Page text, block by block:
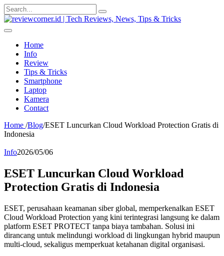
Search
for:
Home
Info
Review
Tips & Tricks
Smartphone
Laptop
Kamera
Contact
Home /Blog/ESET Luncurkan Cloud Workload Protection Gratis di
Indonesia
Info2026/05/06
ESET Luncurkan Cloud Workload
Protection Gratis di Indonesia
ESET, perusahaan keamanan siber global, memperkenalkan ESET
Cloud Workload Protection yang kini terintegrasi langsung ke dalam
platform ESET PROTECT tanpa biaya tambahan. Solusi ini
dirancang untuk melindungi workload di lingkungan hybrid maupun
multi-cloud, sekaligus memperkuat ketahanan digital organisasi.